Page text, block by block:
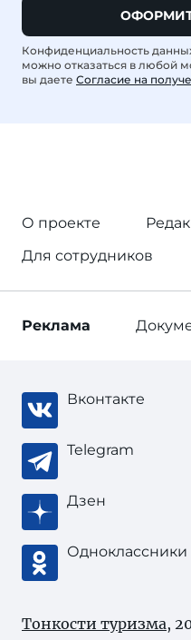
Конфиденциальность
можно отказаться в любой
вы даете Согласие на
О проекте
Для сотрудников
Реклама
Вконтакте
Telegram
Дзен
Одноклассники
Тонкости туризма,